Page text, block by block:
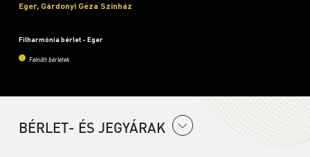
Eger, Gárdonyi Géza Színház
Filharmónia bérlet - Eger
Felnőtt bérletek
BÉRLET- ÉS JEGYÁRAK